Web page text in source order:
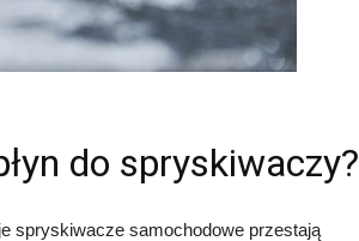
do spryskiwaczy?
spryskiwacze samochodowe przestają